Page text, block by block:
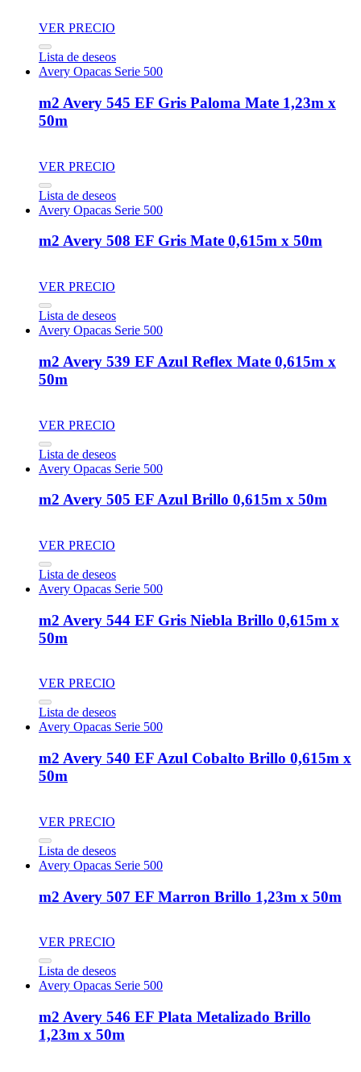
VER PRECIO
Lista de deseos
Avery Opacas Serie 500
m2 Avery 545 EF Gris Paloma Mate 1,23m x
50m
VER PRECIO
Lista de deseos
Avery Opacas Serie 500
m2 Avery 508 EF Gris Mate 0,615m x 50m
VER PRECIO
Lista de deseos
Avery Opacas Serie 500
m2 Avery 539 EF Azul Reflex Mate 0,615m x
50m
VER PRECIO
Lista de deseos
Avery Opacas Serie 500
m2 Avery 505 EF Azul Brillo 0,615m x 50m
VER PRECIO
Lista de deseos
Avery Opacas Serie 500
m2 Avery 544 EF Gris Niebla Brillo 0,615m x
50m
VER PRECIO
Lista de deseos
Avery Opacas Serie 500
m2 Avery 540 EF Azul Cobalto Brillo 0,615m x
50m
VER PRECIO
Lista de deseos
Avery Opacas Serie 500
m2 Avery 507 EF Marron Brillo 1,23m x 50m
VER PRECIO
Lista de deseos
Avery Opacas Serie 500
m2 Avery 546 EF Plata Metalizado Brillo
1,23m x 50m